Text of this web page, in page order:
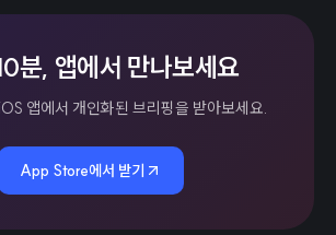
분, 앱에서 만나보세요
앱에서 개인화된 브리핑을 받아보세요.
App Store에서 받기